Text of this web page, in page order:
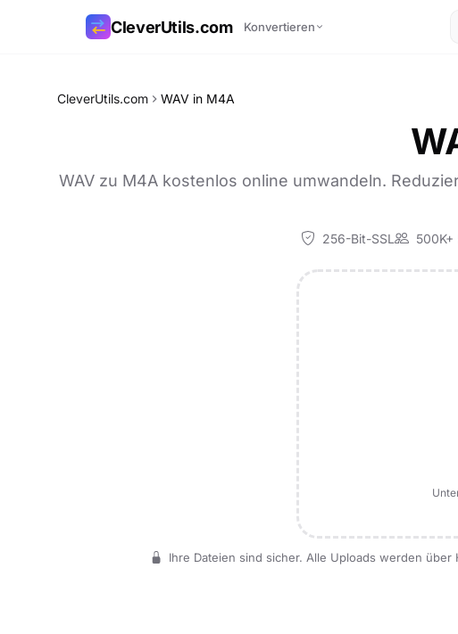
CleverUtils.com Konvertieren
CleverUtils.com WAV in M4A
WAV zu M4A kostenlos online umwandeln.
256-Bit-SSL 500K+
Ihre Dateien sind sicher. Alle Uploads werden